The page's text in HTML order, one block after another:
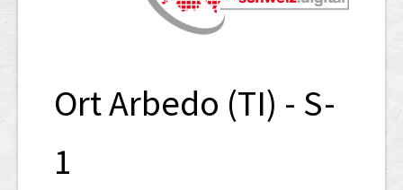
Ort Arbedo (TI) - S-
1